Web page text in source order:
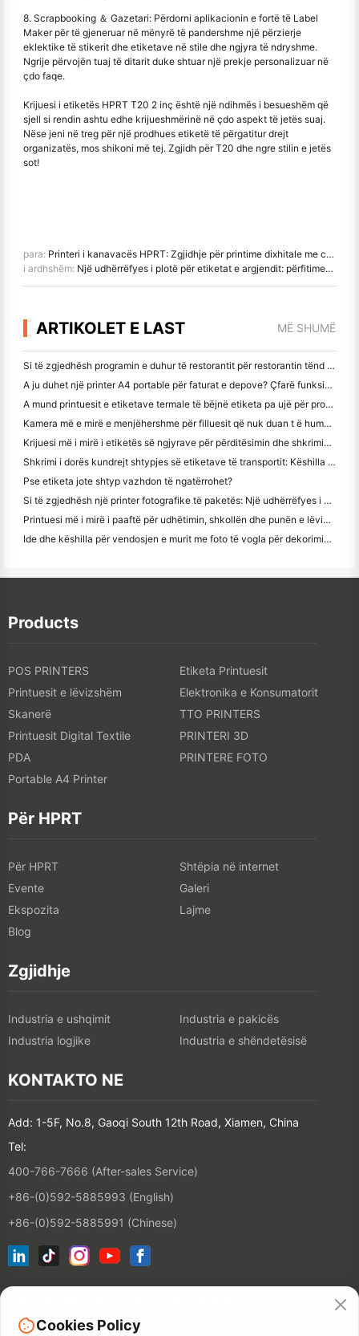
8. Scrapbooking ＆ Gazetari: Përdorni aplikacionin e fortë të Label
Maker për të gjeneruar në mënyrë të pandershme një përzierje
eklektike të stikerit dhe etiketave në stile dhe ngjyra të ndryshme.
Ngrije përvojën tuaj të ditarit duke shtuar një prekje personalizuar në
çdo faqe.
Krijuesi i etiketës HPRT T20 2 inç është një ndihmës i besueshëm që
sjell si rendin ashtu edhe krijueshmërinë në çdo aspekt të jetës suaj.
Nëse jeni në treg për një prodhues etiketë të përgatitur drejt
organizatës, mos shikoni më tej. Zgjidh për T20 dhe ngre stilin e jetës
sot!
para: Printeri i kanavacës HPRT: Zgjidhje për printime dixhitale me cilësi të lartë në kanavacë
i ardhshëm: Një udhërrëfyes i plotë për etiketat e argjendit: përfitimet, aplikimet dhe zgjedhja jonë e lartë
ARTIKOLET E LAST MË SHUMË
Si të zgjedhësh programin e duhur të restorantit për restorantin tënd të vogël apo të mesëm
A ju duhet një printer A4 portable për faturat e depove? Çfarë funksionon?
A mund printuesit e etiketave termale të bëjnë etiketa pa ujë për prodhimet e biznesit të vogël?
Kamera më e mirë e menjëhershme për filluesit që nuk duan t ë humbin letër
Krijuesi më i mirë i etiketës së ngjyrave për përditësimin dhe shkrimin: Shto më shumë ngjyrë në çdo faqe
Shkrimi i dorës kundrejt shtypjes së etiketave të transportit: Këshilla për bizneset e vogla në vitin 2026
Pse etiketa jote shtyp vazhdon të ngatërrohet?
Si të zgjedhësh një printer fotografike të paketës: Një udhërrëfyes i plotë për përdoruesit e gazetave, udhëtimit dhe iPhone
Printuesi më i mirë i paaftë për udhëtimin, shkollën dhe punën e lëvizshme: Hanin MT620 Pro Review
Ide dhe këshilla për vendosjen e murit me foto të vogla për dekorimin e dhomës së gjumit dhe konviktit
Products
POS PRINTERS
Etiketa Printuesit
Printuesit e lëvizshëm
Elektronika e Konsumatorit
Skanerë
TTO PRINTERS
Printuesit Digital Textile
PRINTERI 3D
PDA
PRINTERE FOTO
Portable A4 Printer
Për HPRT
Për HPRT
Shtëpia në internet
Evente
Galeri
Ekspozita
Lajme
Blog
Zgjidhje
Industria e ushqimit
Industria e pakicës
Industria logjike
Industria e shëndetësisë
KONTAKTO NE
Add: 1-5F, No.8, Gaoqi South 12th Road, Xiamen, China
Tel:
400-766-7666 (After-sales Service)
+86-(0)592-5885993 (English)
+86-(0)592-5885991 (Chinese)
Cookies Policy